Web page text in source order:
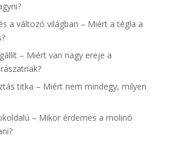
a változó világban – Miért a tégla a
– Miért van nagy ereje a
titka – Miért nem mindegy, milyen
– Mikor érdemes a molinó